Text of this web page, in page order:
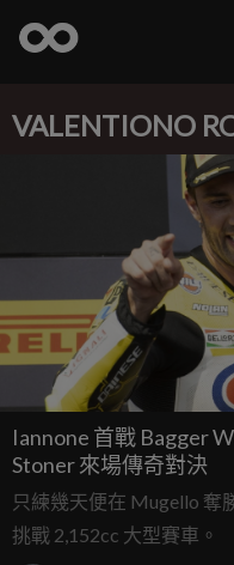
VALENTIONO
Iannone 首戰 Bagger
Stoner 來場傳奇對決
只練幾天便在 Mugello 奪
挑戰 2,152cc 大型賽車。